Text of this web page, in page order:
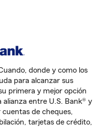
donde y como los
para alcanzar sus
primera y mejor opción
alianza entre U.S. Bank® y
de cheques,
tarjetas de crédito,